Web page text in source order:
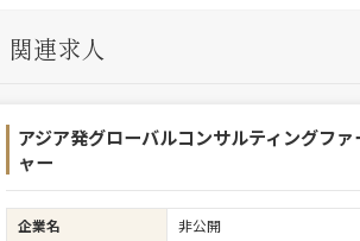
関連求人
アジア発グローバルコンサルティングフ
ャー
企業名 非公開